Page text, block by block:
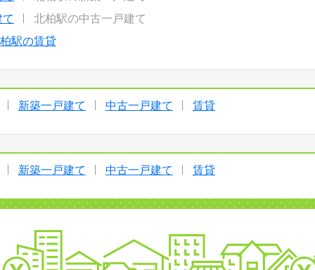
北柏駅の中古一戸建て
駅の賃貸
新築一戸建て 中古一戸建て 賃貸
新築一戸建て 中古一戸建て 賃貸